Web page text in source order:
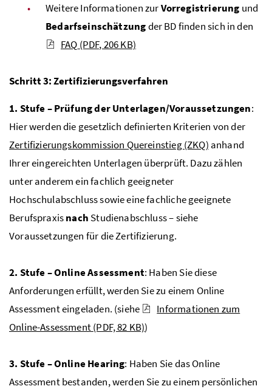
Weitere Informationen zurVorregistrierung und
BedarfseinschätzungderBDfinden sich in den
FAQ (PDF, 206 KB)
Schritt 3: Zertifizierungsverfahren
1. Stufe – Prüfung der Unterlagen/Voraussetzungen:
Hier werden die gesetzlich definierten Kriterien von der
Zertifizierungskommission Quereinstieg (ZKQ) anhand
Ihrer eingereichten Unterlagen überprüft. Dazu zählen
unter anderem ein fachlich geeigneter
Hochschulabschluss sowie eine fachliche geeignete
Berufspraxisnach Studienabschluss – siehe
Voraussetzungen für die Zertifizierung.
2. Stufe – Online Assessment: Haben Sie diese
Anforderungen erfüllt, werden Sie zu einem Online
Assessment eingeladen. (siehe
Informationen zum
Online-Assessment(PDF, 82 KB))
3. Stufe – Online Hearing: Haben Sie das Online
Assessment bestanden, werden Sie zu einem persönlichen